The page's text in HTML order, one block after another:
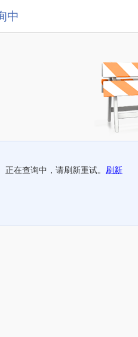
中
正在查询中，请刷新重试。 刷新